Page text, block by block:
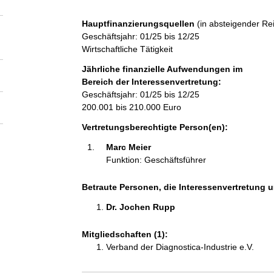
i
n
h
a
l
Hauptfinanzierungsquellen (in absteigender
Geschäftsjahr: 01/25 bis 12/25
Wirtschaftliche Tätigkeit
Jährliche finanzielle Aufwendungen im
Bereich der Interessenvertretung:
Geschäftsjahr: 01/25 bis 12/25
200.001 bis 210.000 Euro
Vertretungsberechtigte Person(en):
Marc Meier
Funktion: Geschäftsführer
Betraute Personen, die Interessenvertretung
Dr. Jochen Rupp
Mitgliedschaften (1):
Verband der Diagnostica-Industrie e.V.